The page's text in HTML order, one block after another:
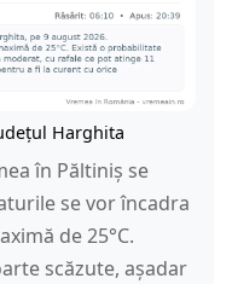
Harghita
în Păltiniș se
se vor încadra
de 25°C.
scăzute, așadar